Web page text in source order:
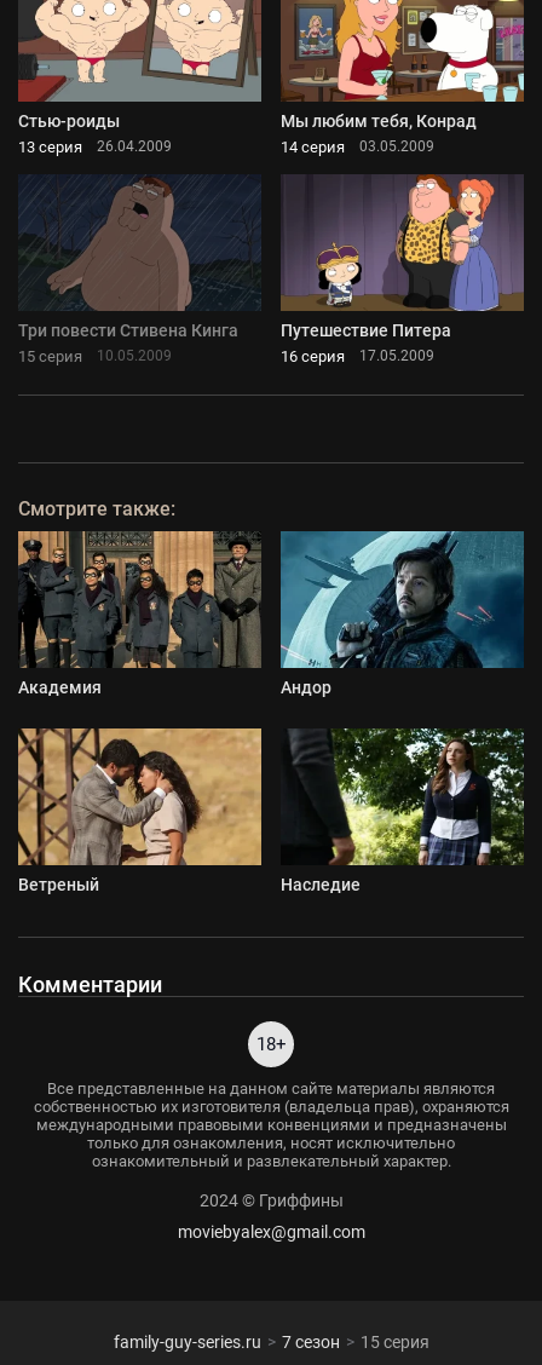
Стью-роиды
13 серия 26.04.2009
Мы любим тебя, Конрад
14 серия 03.05.2009
Три повести Стивена Кинга
15 серия 10.05.2009
Путешествие Питера
16 серия 17.05.2009
Смотрите также:
Академия Андор
Ветреный Наследие
Комментарии
18+
Все представленные на данном сайте материалы являются
собственностью их изготовителя (владельца прав), охраняются
международными правовыми конвенциями и предназначены
только для ознакомления, носят исключительно
ознакомительный и развлекательный характер.
2024 © Гриффины
moviebyalex@gmail.com
family-guy-series.ru 7 сезон 15 серия